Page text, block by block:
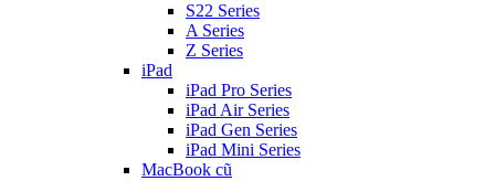
S22 Series
A Series
Z Series
iPad
iPad Pro Series
iPad Air Series
iPad Gen Series
iPad Mini Series
MacBook cũ